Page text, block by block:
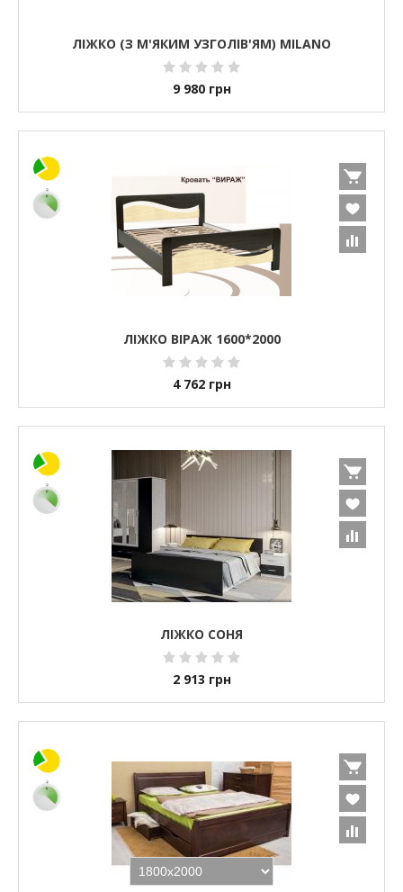
ЛІЖКО (З М'ЯКИМ УЗГОЛІВ'ЯМ) MILANO
9 980 грн
ЛІЖКО ВІРАЖ 1600*2000
4 762 грн
ЛІЖКО СОНЯ
2 913 грн